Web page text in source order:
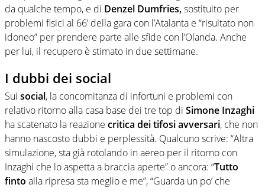
da qualche tempo, e di Denzel Dumfries,sostituito per
problemi fisici al 66’ della gara con l’Atalanta e “risultato non
idoneo” per prendere parte alle sfide con l’Olanda. Anche
per lui, il recupero è stimato in due settimane.
I dubbi dei social
Sui social, la concomitanza di infortuni e problemi con
relativo ritorno alla casa base dei tre top di Simone Inzaghi
ha scatenato la reazione critica dei tifosi avversari, che non
hanno nascosto dubbi e perplessità. Qualcuno scrive: “Altra
simulazione, sta già rotolando in aereo per il ritorno con
Inzaghi che lo aspetta a braccia aperte” o ancora: “Tutto
finto alla ripresa sta meglio e me”, “Guarda un po’ che